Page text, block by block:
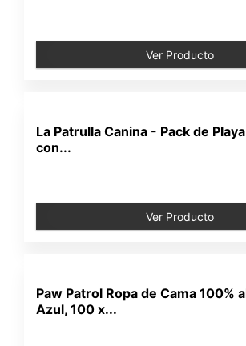
Ver Producto
La Patrulla Canina - Pack de
con...
Ver Producto
Paw Patrol Ropa de Cama 100%
Azul, 100 x...